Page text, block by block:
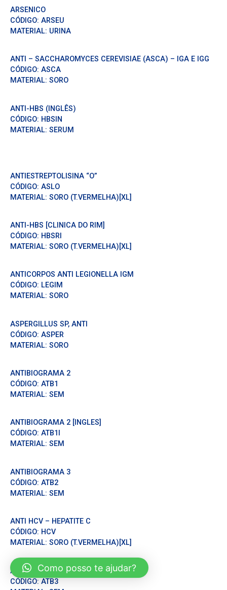
ARSENICO
CÓDIGO: ARSEU
MATERIAL: URINA
ANTI – SACCHAROMYCES CEREVISIAE (ASCA) – IGA E IGG
CÓDIGO: ASCA
MATERIAL: SORO
ANTI-HBS (INGLÊS)
CÓDIGO: HBSIN
MATERIAL: SERUM
ANTIESTREPTOLISINA “O”
CÓDIGO: ASLO
MATERIAL: SORO (T.VERMELHA)[XL]
ANTI-HBS [CLINICA DO RIM]
CÓDIGO: HBSRI
MATERIAL: SORO (T.VERMELHA)[XL]
ANTICORPOS ANTI LEGIONELLA IGM
CÓDIGO: LEGIM
MATERIAL: SORO
ASPERGILLUS SP, ANTI
CÓDIGO: ASPER
MATERIAL: SORO
ANTIBIOGRAMA 2
CÓDIGO: ATB1
MATERIAL: SEM
ANTIBIOGRAMA 2 [INGLES]
CÓDIGO: ATB1I
MATERIAL: SEM
ANTIBIOGRAMA 3
CÓDIGO: ATB2
MATERIAL: SEM
ANTI HCV – HEPATITE C
CÓDIGO: HCV
MATERIAL: SORO (T.VERMELHA)[XL]
ANTIBIOGRAMA
CÓDIGO: ATB3
Como posso te ajudar?